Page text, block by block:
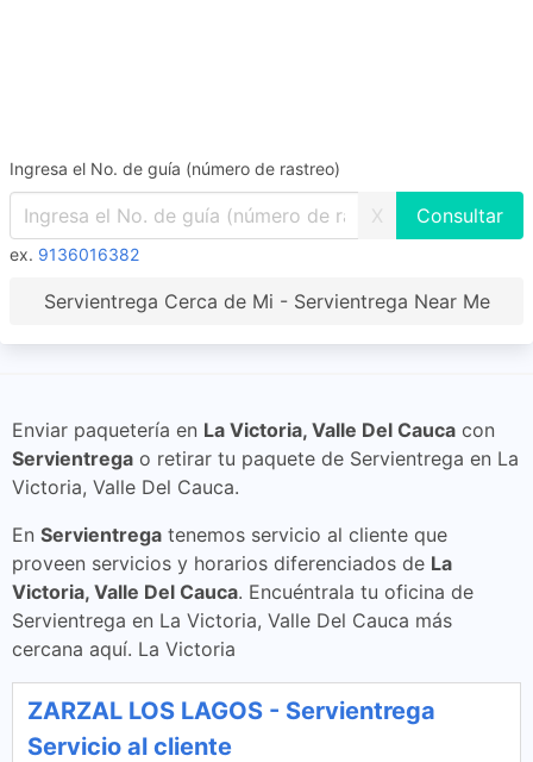
Ingresa el No. de guía (número de rastreo)
X
ex. 9136016382
Servientrega Cerca de Mi - Servientrega Near Me
Enviar paquetería en La Victoria, Valle Del Cauca con
Servientrega o retirar tu paquete de Servientrega en La
Victoria, Valle Del Cauca.
En Servientrega tenemos servicio al cliente que
proveen servicios y horarios diferenciados de La
Victoria, Valle Del Cauca. Encuéntrala tu oficina de
Servientrega en La Victoria, Valle Del Cauca más
cercana aquí. La Victoria
ZARZAL LOS LAGOS - Servientrega
Servicio al cliente